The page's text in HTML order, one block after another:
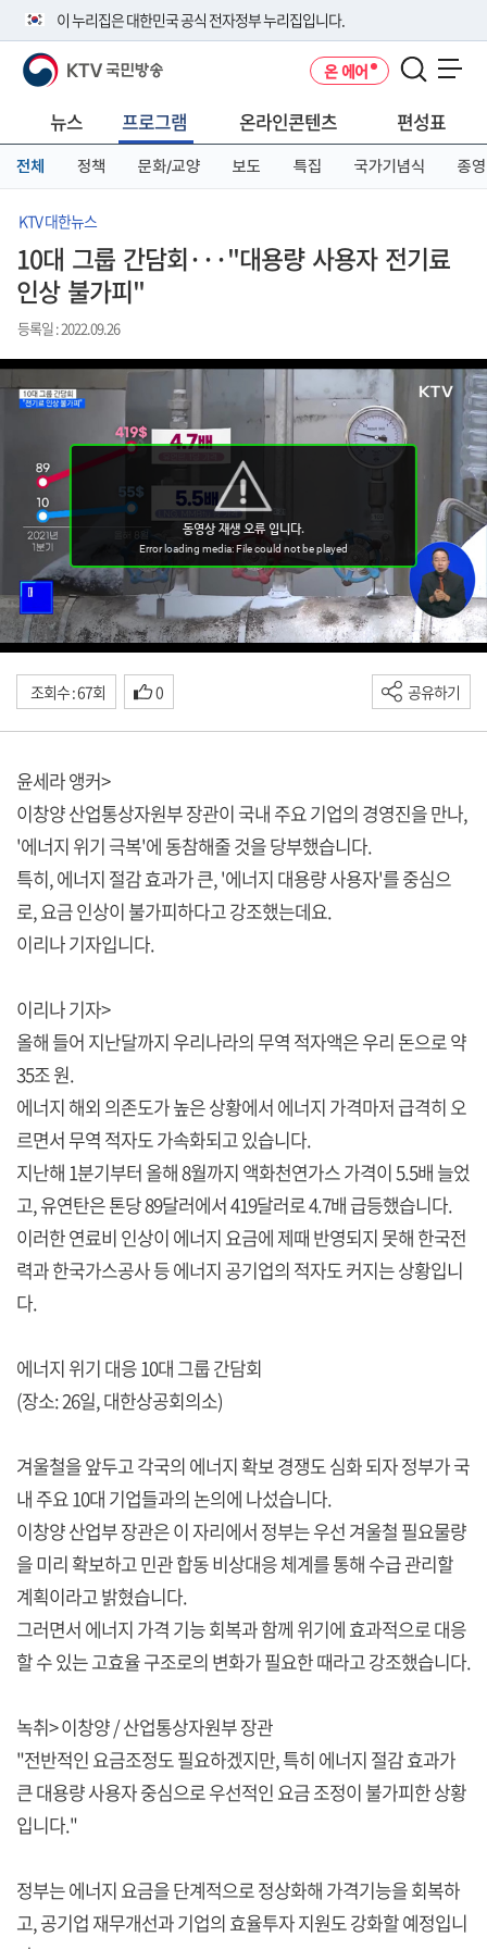
이 누리집은 대한민국 공식 전자정부 누리집입니다.
공식 누리집 주소 확인하기
니다.
이밖에 or.kr 또는 .kr등 다른 도메인 주소를 사용하고 있다면 아래 URL에
서 도메인 주소를 확인해 보세요
KTV 국민방송 온 에어
뉴스 프로그램 온라인콘텐츠 편성표
전체 정책 문화/교양 보도 특집 국가기념식 종영
KTV 대한뉴스
10대 그룹 간담회···"대용량 사용자 전기료
인상 불가피"
등록일 : 2022.09.26
조회수 : 67회 0 공유하기
윤세라 앵커>
이창양 산업통상자원부 장관이 국내 주요 기업의 경영진을 만나,
'에너지 위기 극복'에 동참해줄 것을 당부했습니다.
특히, 에너지 절감 효과가 큰, '에너지 대용량 사용자'를 중심으
로, 요금 인상이 불가피하다고 강조했는데요.
이리나 기자입니다.
이리나 기자>
올해 들어 지난달까지 우리나라의 무역 적자액은 우리 돈으로 약
35조 원.
에너지 해외 의존도가 높은 상황에서 에너지 가격마저 급격히 오
르면서 무역 적자도 가속화되고 있습니다.
지난해 1분기부터 올해 8월까지 액화천연가스 가격이 5.5배 늘었
고, 유연탄은 톤당 89달러에서 419달러로 4.7배 급등했습니다.
이러한 연료비 인상이 에너지 요금에 제때 반영되지 못해 한국전
력과 한국가스공사 등 에너지 공기업의 적자도 커지는 상황입니
다.
에너지 위기 대응 10대 그룹 간담회
(장소: 26일, 대한상공회의소)
겨울철을 앞두고 각국의 에너지 확보 경쟁도 심화 되자 정부가 국
내 주요 10대 기업들과의 논의에 나섰습니다.
이창양 산업부 장관은 이 자리에서 정부는 우선 겨울철 필요물량
을 미리 확보하고 민관 합동 비상대응 체계를 통해 수급 관리할
계획이라고 밝혔습니다.
그러면서 에너지 가격 기능 회복과 함께 위기에 효과적으로 대응
할 수 있는 고효율 구조로의 변화가 필요한 때라고 강조했습니다.
녹취> 이창양 / 산업통상자원부 장관
"전반적인 요금조정도 필요하겠지만, 특히 에너지 절감 효과가
큰 대용량 사용자 중심으로 우선적인 요금 조정이 불가피한 상황
입니다."
정부는 에너지 요금을 단계적으로 정상화해 가격기능을 회복하
고, 공기업 재무개선과 기업의 효율투자 지원도 강화할 예정입니